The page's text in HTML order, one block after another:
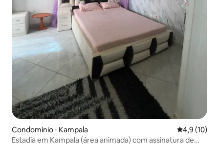
Condomínio ⋅ Kampala 4,9 de uma
4,9 (10)
Estadia em Kampala (área animada) com assinatura de